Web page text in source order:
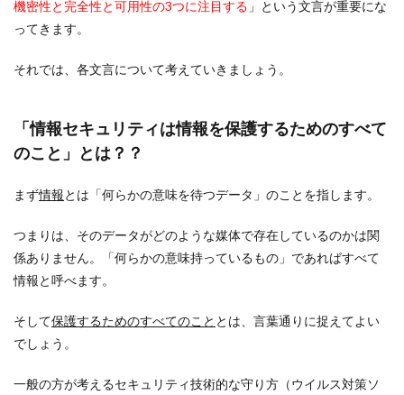
機密性と完全性と可用性の3つに注目する 」という文言が重要にな
ってきます。
それでは、各文言について考えていきましょう。
「情報セキュリティは情報を保護するためのすべて
のこと」とは？？
まず情報とは「何らかの意味を待つデータ」のことを指します。
つまりは、そのデータがどのような媒体で存在しているのかは関
係ありません。「何らかの意味持っているもの」であればすべて
情報と呼べます。
そして保護するためのすべてのこと とは、言葉通りに捉えてよい
でしょう。
一般の方が考えるセキュリティ技術的な守り方（ウイルス対策ソ